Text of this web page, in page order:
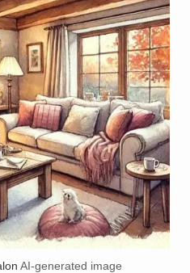
AI-generated image